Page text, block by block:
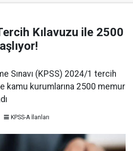
Kılavuzu ile 2500
Sınavı (KPSS) 2024/1 tercih
kamu kurumlarına 2500 memur
KPSS-A İlanları